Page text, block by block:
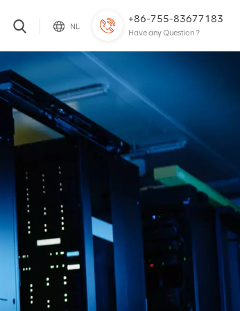
+86-755-83677183
Have any Question ?
NL